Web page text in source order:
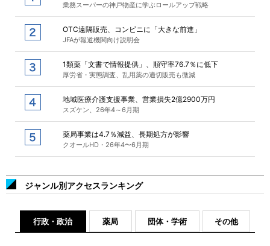
業務スーパーの神戸物産に学ぶロールアップ戦略
OTC遠隔販売、コンビニに「大きな前進」
JFAが報道機関向け説明会
1類薬「文書で情報提供」、順守率76.7％に低下
厚労省・実態調査、乱用薬の適切販売も微減
地域医療介護支援事業、営業損失2億2900万円
スズケン、26年4～6月期
薬局事業は4.7％減益、長期処方が影響
クオールHD・26年4〜6月期
ジャンル別アクセスランキング
行政・政治 薬局 団体・学術 その他